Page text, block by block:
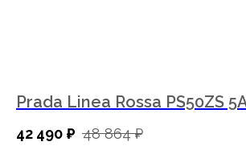
Prada Linea Rossa PS50ZS
42 490 ₽ 48 864 ₽
Солнцезащитные очки